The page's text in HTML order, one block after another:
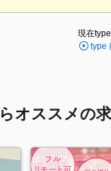
現在
type
オススメの